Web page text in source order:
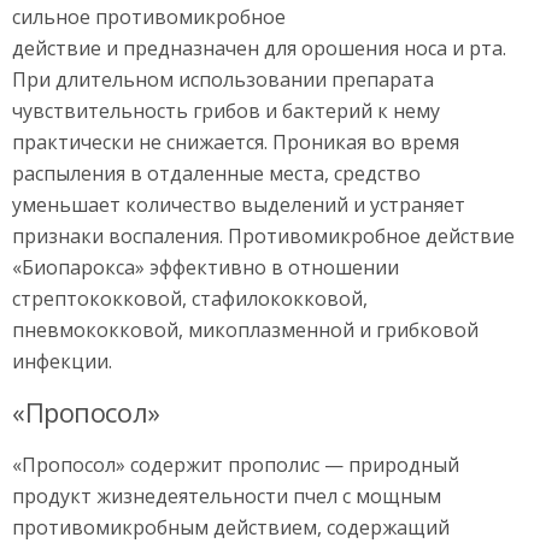
сильное противомикробное
действие и предназначен для орошения носа и рта.
При длительном использовании препарата
чувствительность грибов и бактерий к нему
практически не снижается. Проникая во время
распыления в отдаленные места, средство
уменьшает количество выделений и устраняет
признаки воспаления. Противомикробное действие
«Биопарокса» эффективно в отношении
стрептококковой, стафилококковой,
пневмококковой, микоплазменной и грибковой
инфекции.
«Пропосол»
«Пропосол» содержит прополис — природный
продукт жизнедеятельности пчел с мощным
противомикробным действием, содержащий